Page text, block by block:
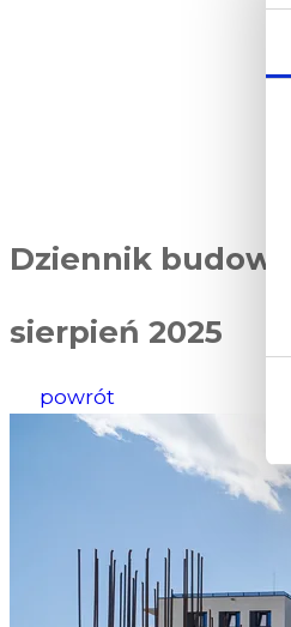
Dziennik budowy
sierpień 2025
powrót